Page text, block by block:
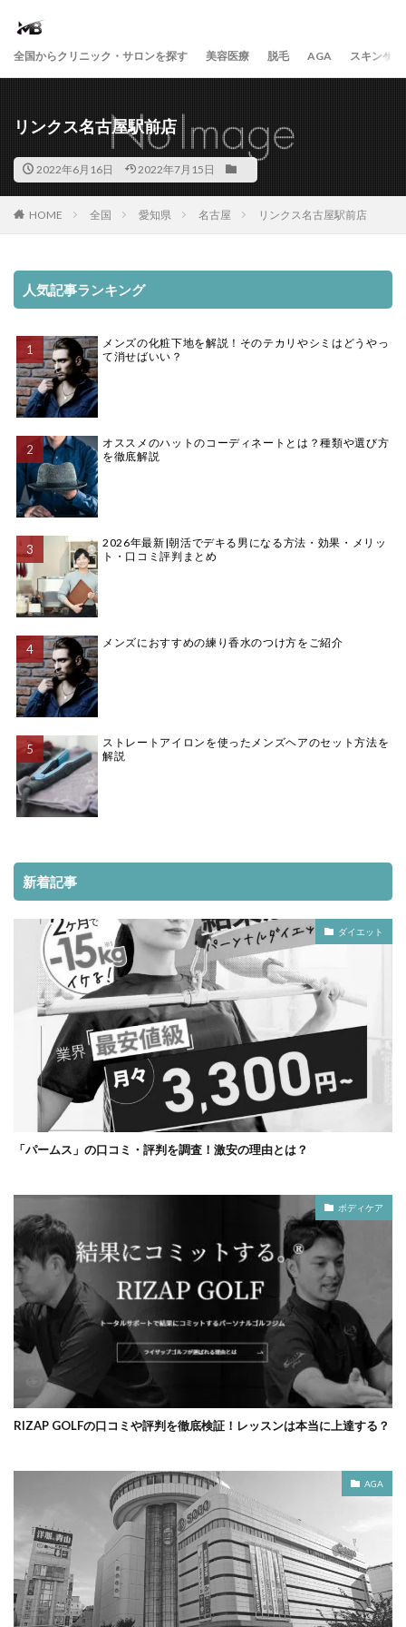
全国からクリニック・サロンを探す 美容医療 脱毛 AGA スキンケア
リンクス名古屋駅前店
2022年6月16日 2022年7月15日
HOME 全国 愛知県 名古屋 リンクス名古屋駅前店
人気記事ランキング
メンズの化粧下地を解説！そのテカリやシミはどうやっ
て消せばいい？
オススメのハットのコーディネートとは？種類や選び方
を徹底解説
2026年最新|朝活でデキる男になる方法・効果・メリッ
ト・口コミ評判まとめ
メンズにおすすめの練り香水のつけ方をご紹介
ストレートアイロンを使ったメンズヘアのセット方法を
解説
新着記事
ダイエット
「パームス」の口コミ・評判を調査！激安の理由とは？
ボディケア
RIZAP GOLFの口コミや評判を徹底検証！レッスンは本当に上達する？
AGA